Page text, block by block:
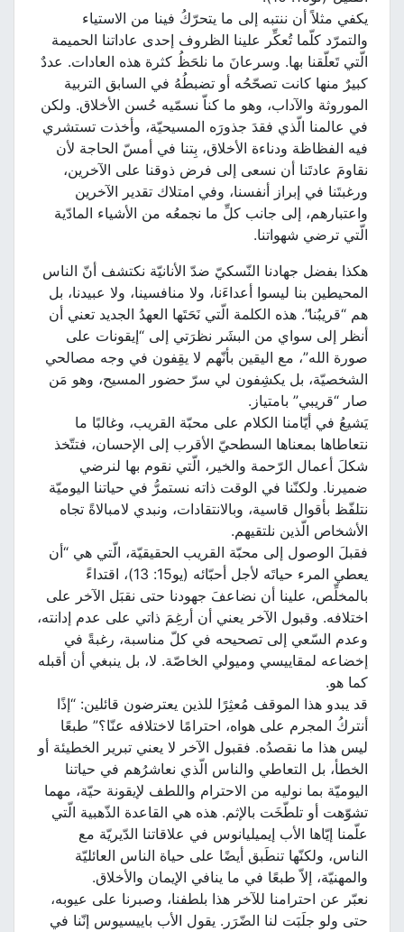
يكفي مثلاً أن ننتبه إلى ما يتحرّكُ فينا من الاستياء
والتمرّد كلّما تُعكِّر علينا الظروف إحدى عاداتنا الحميمة
الّتي تَعلّقنا بها. وسرعانَ ما نلحَظُ كثرة هذه العادات. عددٌ
كبيرٌ منها كانت تصحّحُه أو تضبطُهُ في السابق التربية
الموروثة والآداب، وهو ما كناّ نسمّيه حُسن الأخلاق. ولكن
في عالمنا الّذي فقدَ جذورَه المسيحيّة، وأخذت تستشري
فيه الفظاظة ودناءة الأخلاق، بِتنا في أمسّ الحاجة لأن
نقاومَ عادتَنا أن نسعى إلى فرض ذوقنا على الآخرين،
ورغبتَنا في إبراز أنفسنا، وفي امتلاك تقدير الآخرين
واعتبارهم، إلى جانب كلِّ ما نجمعُه من الأشياء المادّية
الّتي ترضي شهواتنا.
هكذا بفضل جهادنا النّسكيّ ضدّ الأنانيّة نكتشف أنّ الناس
المحيطين بنا ليسوا أعداءَنا، ولا منافسينا، ولا عبيدنا، بل
هم “قريبُنا”. هذه الكلمة الّتي نَحَتَها العهدُ الجديد تعني أن
أنظر إلى سواي من البشَر نظرَتي إلى “إيقونات على
صورة الله”، مع اليقين بأنّهم لا يقِفون في وجه مصالحي
الشخصيّة، بل يكشِفون لي سرّ حضور المسيح، وهو مَن
صار “قريبي” بامتياز.
يَشيعُ في أيّامنا الكلام على محبّة القريب، وغالبًا ما
نتعاطاها بمعناها السطحيّ الأقرب إلى الإحسان، فتتّخذ
شكلَ أعمال الرّحمة والخير، الّتي نقوم بها لنرضي
ضميرنا. ولكنّنا في الوقت ذاته نستمرُّ في حياتنا اليوميّة
نتلفّظ بأقوال قاسية، وبالانتقادات، ونبدي لامبالاةً تجاه
الأشخاص الّذين نلتقيهم.
فقبلَ الوصول إلى محبّة القريب الحقيقيّة، الّتي هي “أن
يعطي المرء حياتَه لأجل أحبّائه (يو15: 13)، اقتداءً
بالمخلِّص، علينا أن نضاعفَ جهودنا حتى نقبَل الآخر على
اختلافه. وقبول الآخر يعني أن أرغِمَ ذاتي على عدم إدانته،
وعدم السّعي إلى تصحيحه في كلّ مناسبة، رغبةً في
إخضاعه لمقاييسي وميولي الخاصّة. لا، بل ينبغي أن أقبله
كما هو.
قد يبدو هذا الموقف مُعثِرًا للذين يعترضون قائلين: “إذًا
أنتركُ المجرم على هواه، احترامًا لاختلافه عنّا؟” طبعًا
ليس هذا ما نقصدُه. فقبول الآخر لا يعني تبرير الخطيئة أو
الخطأ، بل التعاطي والناس الّذي نعاشرُهم في حياتنا
اليوميّة بما نوليه من الاحترام واللطف لإيقونة حيّة، مهما
تشوّهت أو تلطّخَت بالإثم. هذه هي القاعدة الذّهبية الّتي
علّمنا إيّاها الأب إيميليانوس في علاقاتنا الدّيريّة مع
الناس، ولكنّها تنطَبق أيضًا على حياة الناس العائليّة
والمهنيّة، إلاّ طبعًا في ما ينافي الإيمان والأخلاق.
نعبّر عن احترامنا للآخر هذا بلطفنا، وصبرنا على عيوبه،
حتى ولو جلَبَت لنا الضّرَر. يقول الأب باييسيوس إنّنا في